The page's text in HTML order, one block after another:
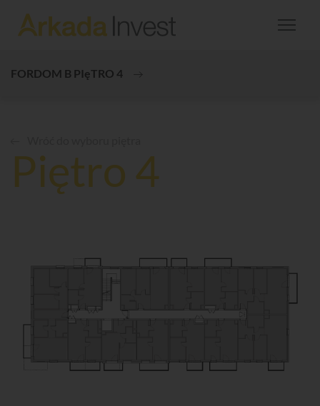
FORDOM B PIęTRO 4
Piętro 4